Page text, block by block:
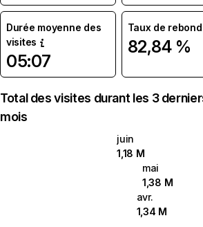
Durée moyenne des
visites
05:07
Taux de rebond
82,84 %
Total des visites durant les 3
mois
juin
1,18 M
mai
1,38 M
avr.
1,34 M